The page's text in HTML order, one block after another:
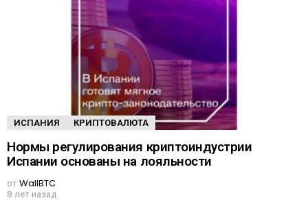
ИСПАНИЯ КРИПТОВАЛЮТА
Нормы регулирования криптоиндустрии
Испании основаны на лояльности
отWallBTC
8 лет назад